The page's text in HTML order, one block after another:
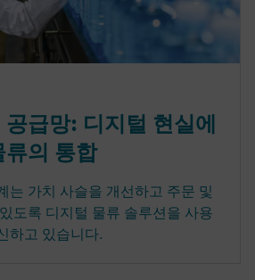
급망: 디지털 현실에
류의 통합
는 가치 사슬을 개선하고 주문 및
도록 디지털 물류 솔루션을 사용
하고 있습니다.